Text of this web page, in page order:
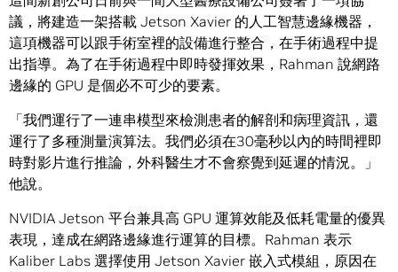
議，將建造一架搭載 Jetson Xavier 的人工智慧邊緣機器，
這項機器可以跟手術室裡的設備進行整合，在手術過程中提
出指導。為了在手術過程中即時發揮效果，Rahman 說網路
邊緣的 GPU 是個必不可少的要素。
「我們運行了一連串模型來檢測患者的解剖和病理資訊，還
運行了多種測量演算法。我們必須在30毫秒以內的時間裡即
時對影片進行推論，外科醫生才不會察覺到延遲的情況。」
他說。
NVIDIA Jetson 平台兼具高 GPU 運算效能及低耗電量的優異
表現，達成在網路邊緣進行運算的目標。Rahman 表示
Kaliber Labs 選擇使用 Jetson Xavier 嵌入式模組，原因在